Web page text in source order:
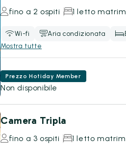
fino a 2 ospiti 1 letto
Wi-fi Aria condizionata
Mostra tutte
Prezzo Hotiday Member
Non disponibile
Camera Tripla
fino a 3 ospiti 1 letto